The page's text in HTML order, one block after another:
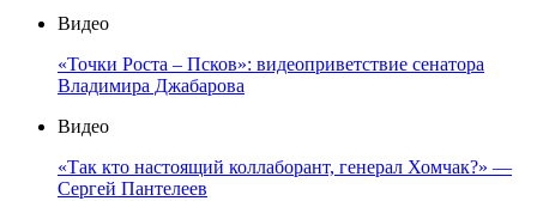
Видео
«Точки Роста – Псков»: видеоприветствие сенатора
Владимира Джабарова
Видео
«Так кто настоящий коллаборант, генерал Хомчак?» —
Сергей Пантелеев